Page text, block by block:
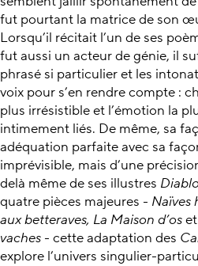
fut pourtant la matrice de son
Lorsqu’il récitait l’un de ses
fut aussi un acteur de génie, il
phrasé si particulier et les
voix pour s’en rendre compte :
plus irrésistible et l’émotion la
intimement liés. De même, sa
adéquation parfaite avec sa
imprévisible, mais d’une
delà même de ses illustres
quatre pièces majeures - Naïves
aux betteraves, La Maison d’oset
vaches - cette adaptation des
explore l’univers singulier-